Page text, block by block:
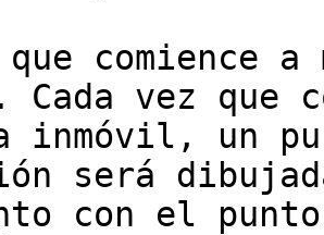
comience a
Cada vez
inmóvil, un
será
con el